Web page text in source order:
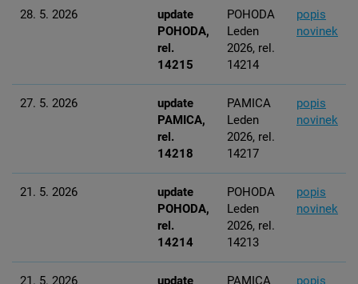
28. 5. 2026
update
POHODA,
rel.
14215
POHODA
Leden
2026, rel.
14214
popis
novinek
27. 5. 2026
update
PAMICA,
rel.
14218
PAMICA
Leden
2026, rel.
14217
popis
novinek
21. 5. 2026
update
POHODA,
rel.
14214
POHODA
Leden
2026, rel.
14213
popis
novinek
21. 5. 2026
update
PAMICA
popis